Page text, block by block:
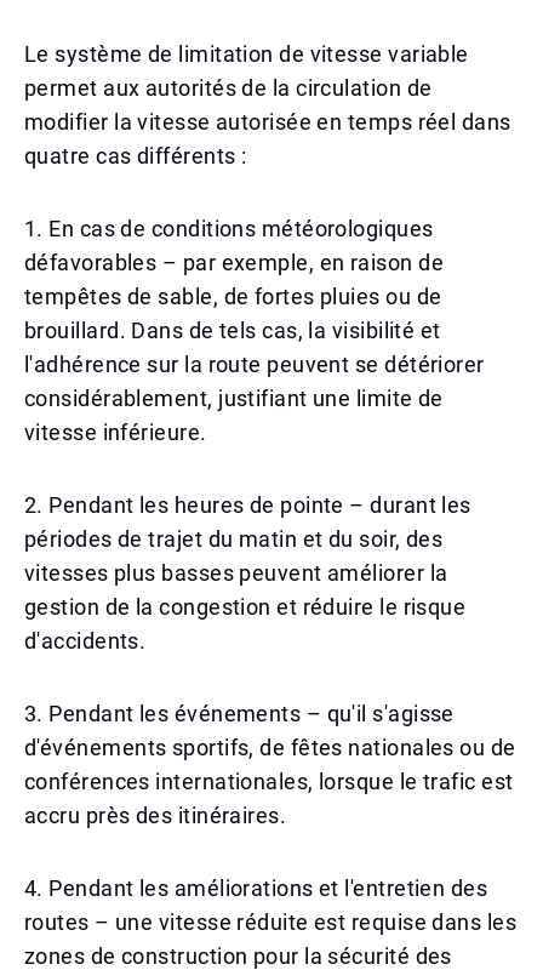
Le système de limitation de vitesse variable
permet aux autorités de la circulation de
modifier la vitesse autorisée en temps réel dans
quatre cas différents :
1. En cas de conditions météorologiques
défavorables – par exemple, en raison de
tempêtes de sable, de fortes pluies ou de
brouillard. Dans de tels cas, la visibilité et
l'adhérence sur la route peuvent se détériorer
considérablement, justifiant une limite de
vitesse inférieure.
2. Pendant les heures de pointe – durant les
périodes de trajet du matin et du soir, des
vitesses plus basses peuvent améliorer la
gestion de la congestion et réduire le risque
d'accidents.
3. Pendant les événements – qu'il s'agisse
d'événements sportifs, de fêtes nationales ou de
conférences internationales, lorsque le trafic est
accru près des itinéraires.
4. Pendant les améliorations et l'entretien des
routes – une vitesse réduite est requise dans les
zones de construction pour la sécurité des